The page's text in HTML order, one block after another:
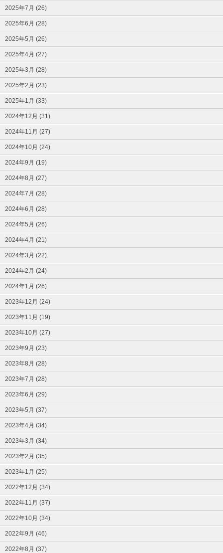
2025年7月 (26)
2025年6月 (28)
2025年5月 (26)
2025年4月 (27)
2025年3月 (28)
2025年2月 (23)
2025年1月 (33)
2024年12月 (31)
2024年11月 (27)
2024年10月 (24)
2024年9月 (19)
2024年8月 (27)
2024年7月 (28)
2024年6月 (28)
2024年5月 (26)
2024年4月 (21)
2024年3月 (22)
2024年2月 (24)
2024年1月 (26)
2023年12月 (24)
2023年11月 (19)
2023年10月 (27)
2023年9月 (23)
2023年8月 (28)
2023年7月 (28)
2023年6月 (29)
2023年5月 (37)
2023年4月 (34)
2023年3月 (34)
2023年2月 (35)
2023年1月 (25)
2022年12月 (34)
2022年11月 (37)
2022年10月 (34)
2022年9月 (46)
2022年8月 (37)